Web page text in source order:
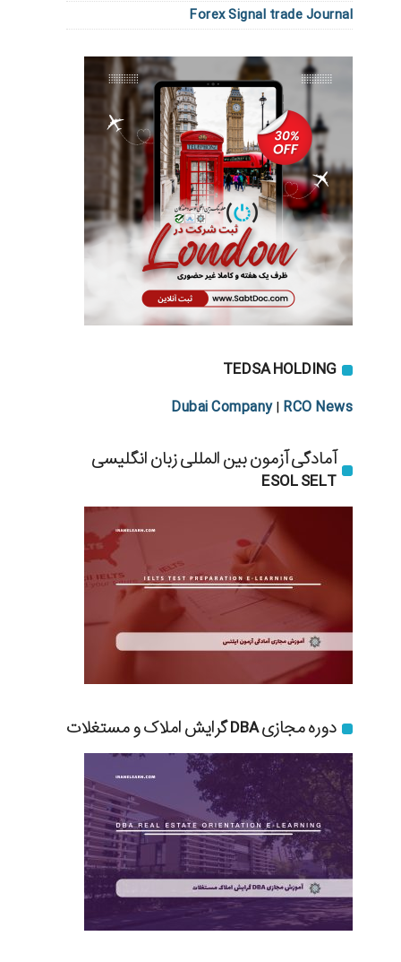
Forex Signal trade Journal
TEDSA HOLDING
Dubai Company| RCO News
آمادگی آزمون بین المللی زبان انگلیسی
ESOL SELT
دوره مجازی DBA گرایش املاک و مستغلات